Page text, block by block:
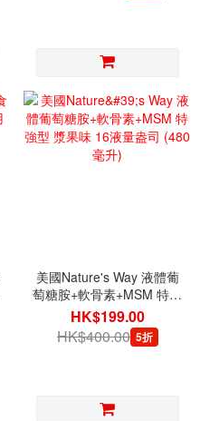
美國Nature's Way 液體葡
萄糖胺+軟骨素+MSM 特強
型 漿果味 16液量盎司
(480毫升)
HK$199.00
HK$400.00 5折